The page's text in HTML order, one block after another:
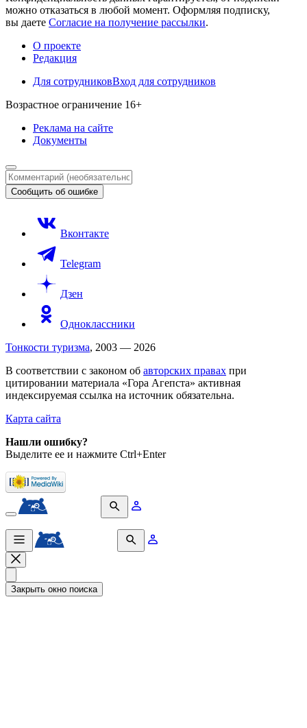
можно отказаться в любой момент. Оформляя подписку,
вы даете Согласие на получение рассылки.
О проекте
Редакция
Для сотрудниковВход для сотрудников
Возрастное ограничение 16+
Реклама на сайте
Документы
Вконтакте
Telegram
Дзен
Одноклассники
Тонкости туризма, 2003 — 2026
В соответствии с законом об авторских правах при
цитировании материала «Гора Агепста» активная
индексируемая ссылка на источник обязательна.
Карта сайта
Нашли ошибку?
Выделите ее и нажмите Ctrl+Enter
Закрыть окно поиска